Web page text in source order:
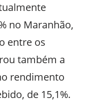
no Maranhão,
entre os
também a
rendimento
de 15,1%.